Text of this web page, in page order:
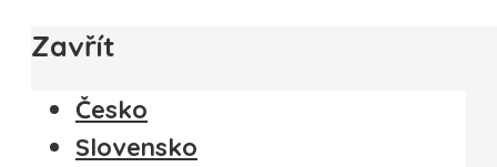
Zavřít
Česko
Slovensko